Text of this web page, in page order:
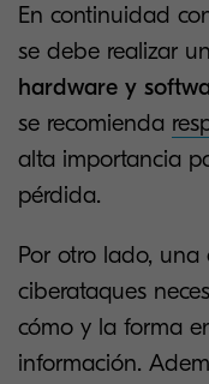
En continuidad
se debe realizar
hardware y
se recomienda
alta importancia
pérdida.
Por otro lado, una
ciberataques
cómo y la forma
información.